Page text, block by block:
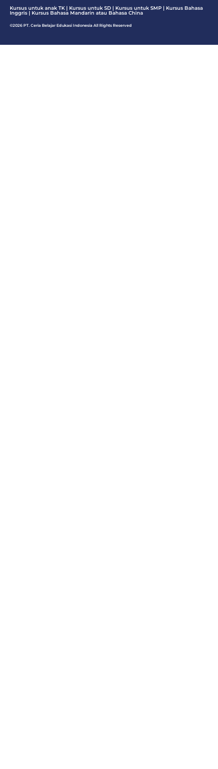
Kursus untuk anak TK | Kursus untuk SD | Kursus untuk SMP | Kursus Bahasa
Inggris | Kursus Bahasa Mandarin atau Bahasa China
©2026 PT. Ceria Belajar Edukasi Indonesia All Rights Reserved